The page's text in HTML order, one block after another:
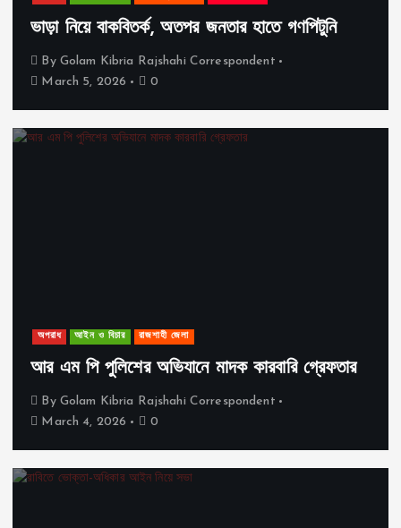
ভাড়া নিয়ে বাকবিতর্ক, অতপর জনতার হাতে গণপিটুনি
By Golam Kibria Rajshahi Correspondent
March 5, 2026
0
অপরাধ আইন ও বিচার রাজশাহী জেলা
আর এম পি পুলিশের অভিযানে মাদক কারবারি গ্রেফতার
By Golam Kibria Rajshahi Correspondent
March 4, 2026
0